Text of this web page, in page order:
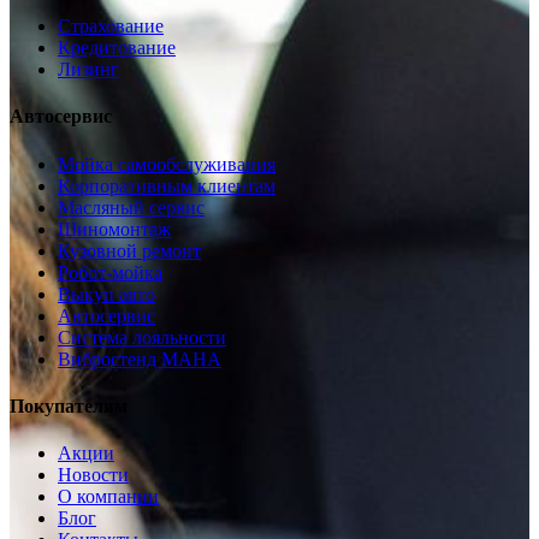
Страхование
Кредитование
Лизинг
Автосервис
Мойка самообслуживания
Корпоративным клиентам
Масляный сервис
Шиномонтаж
Кузовной ремонт
Робот-мойка
Выкуп авто
Автосервис
Система лояльности
Вибростенд МАHА
Покупателям
Акции
Новости
О компании
Блог